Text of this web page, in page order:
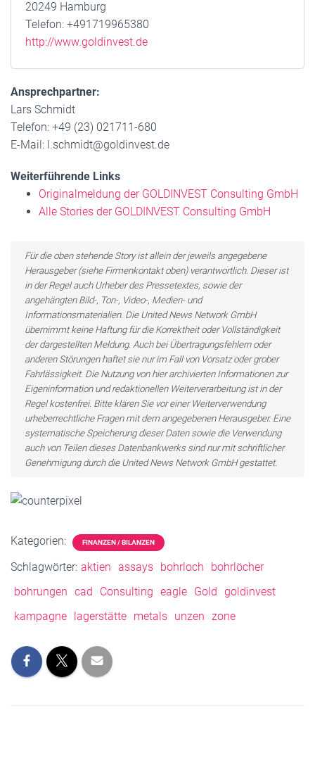
20249 Hamburg
Telefon: +491719965380
http://www.goldinvest.de
Ansprechpartner:
Lars Schmidt
Telefon: +49 (23) 021711-680
E-Mail: l.schmidt@goldinvest.de
Weiterführende Links
Originalmeldung der GOLDINVEST Consulting GmbH
Alle Stories der GOLDINVEST Consulting GmbH
Für die oben stehende Story ist allein der jeweils angegebene
Herausgeber (siehe Firmenkontakt oben) verantwortlich. Dieser ist
in der Regel auch Urheber des Pressetextes, sowie der
angehängten Bild-, Ton-, Video-, Medien- und
Informationsmaterialien. Die United News Network GmbH
übernimmt keine Haftung für die Korrektheit oder Vollständigkeit
der dargestellten Meldung. Auch bei Übertragungsfehlern oder
anderen Störungen haftet sie nur im Fall von Vorsatz oder grober
Fahrlässigkeit. Die Nutzung von hier archivierten Informationen zur
Eigeninformation und redaktionellen Weiterverarbeitung ist in der
Regel kostenfrei. Bitte klären Sie vor einer Weiterverwendung
urheberrechtliche Fragen mit dem angegebenen Herausgeber. Eine
systematische Speicherung dieser Daten sowie die Verwendung
auch von Teilen dieses Datenbankwerks sind nur mit schriftlicher
Genehmigung durch die United News Network GmbH gestattet.
Kategorien: FINANZEN / BILANZEN
Schlagwörter: aktien assays bohrloch
bohrlöcher
bohrungen cad Consulting eagle Gold
goldinvest
kampagne
lagerstätte metals unzen zone